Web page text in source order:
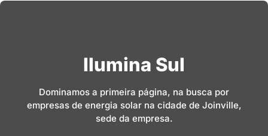
Ilumina Sul
Dominamos a primeira página, na busca por
empresas de energia solar na cidade de Joinville,
sede da empresa.